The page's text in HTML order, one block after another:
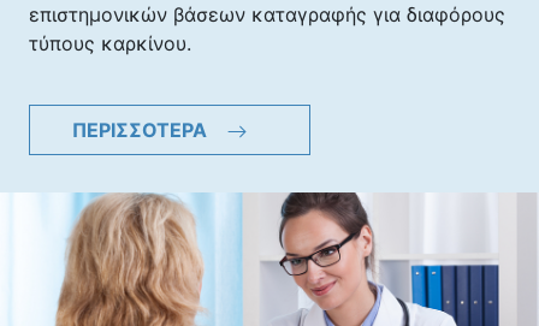
επιστημονικών βάσεων καταγραφής για διαφόρους
τύπους καρκίνου.
ΠΕΡΙΣΣΟΤΕΡΑ